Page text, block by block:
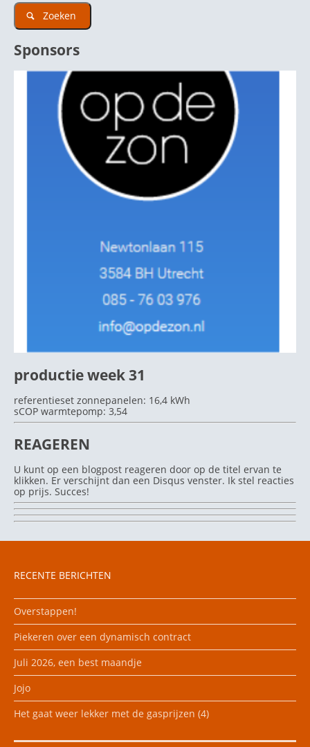
Zoeken
Sponsors
productie week 31
referentieset zonnepanelen: 16,4 kWh
sCOP warmtepomp: 3,54
REAGEREN
U kunt op een blogpost reageren door op de titel ervan te
klikken. Er verschijnt dan een Disqus venster. Ik stel reacties
op prijs. Succes!
RECENTE BERICHTEN
Overstappen!
Piekeren over een dynamisch contract
Juli 2026, een best maandje
Jojo
Het gaat weer lekker met de gasprijzen (4)